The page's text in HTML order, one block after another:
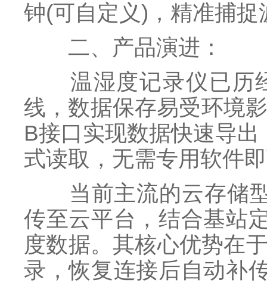
钟(可自定义)，精准捕捉
二、产品演进：
温湿度记录仪已历经
线，数据保存易受环境
B接口实现数据快速导
式读取，无需专用软件
当前主流的云存储型
传至云平台，结合基站
度数据。其核心优势在
录，恢复连接后自动补